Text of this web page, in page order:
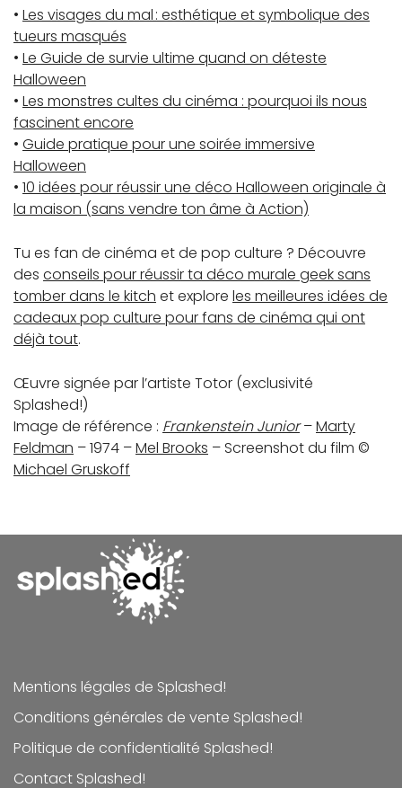
• Les visages du mal : esthétique et symbolique des
tueurs masqués
• Le Guide de survie ultime quand on déteste
Halloween
• Les monstres cultes du cinéma : pourquoi ils nous
fascinent encore
• Guide pratique pour une soirée immersive
Halloween
• 10 idées pour réussir une déco Halloween originale à
la maison (sans vendre ton âme à Action)
Tu es fan de cinéma et de pop culture ? Découvre
des conseils pour réussir ta déco murale geek sans
tomber dans le kitch et explore les meilleures idées de
cadeaux pop culture pour fans de cinéma qui ont
déjà tout.
Œuvre signée par l’artiste Totor (exclusivité
Splashed!)
Image de référence : Frankenstein Junior–Marty
Feldman – 1974 –Mel Brooks – Screenshot du film ©
Michael Gruskoff
Mentions légales de Splashed!
Conditions générales de vente Splashed!
Politique de confidentialité Splashed!
Contact Splashed!